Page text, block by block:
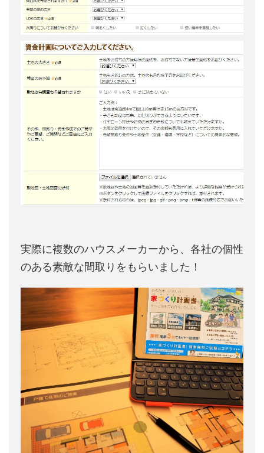
実際に複数のハウスメーカーから、各社の個性
のある素敵な間取りをもらいました！